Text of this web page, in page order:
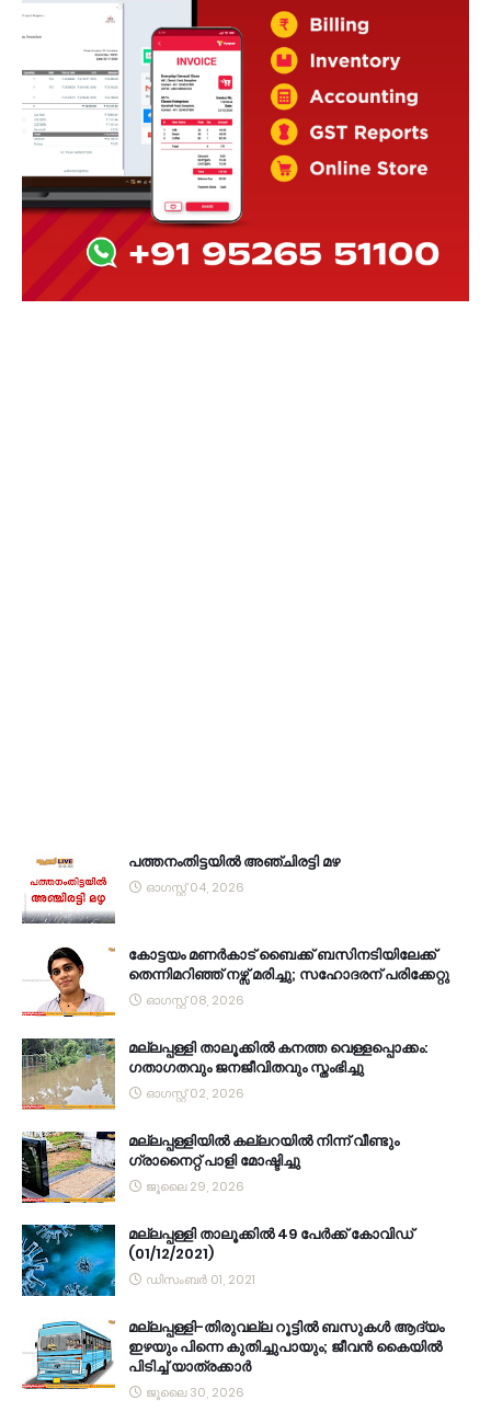
പത്തനംതിട്ടയിൽ അഞ്ചിരട്ടി മഴ
ഓഗസ്റ്റ് 04, 2026
കോട്ടയം മണർകാട് ബൈക്ക് ബസിനടിയിലേക്ക്
തെന്നിമറിഞ്ഞ് നഴ്സ് മരിച്ചു; സഹോദരന് പരിക്കേറ്റു
ഓഗസ്റ്റ് 08, 2026
മല്ലപ്പള്ളി താലൂക്കിൽ കനത്ത വെള്ളപ്പൊക്കം:
ഗതാഗതവും ജനജീവിതവും സ്തംഭിച്ചു
ഓഗസ്റ്റ് 02, 2026
മല്ലപ്പള്ളിയിൽ കല്ലറയിൽ നിന്ന് വീണ്ടും
ഗ്രാനൈറ്റ് പാളി മോഷ്ടിച്ചു
ജൂലൈ 29, 2026
മല്ലപ്പള്ളി താലൂക്കിൽ 49 പേർക്ക് കോവിഡ്
(01/12/2021)
ഡിസംബർ 01, 2021
മല്ലപ്പള്ളി-തിരുവല്ല റൂട്ടിൽ ബസുകൾ ആദ്യം
ഇഴയും പിന്നെ കുതിച്ചുപായും; ജീവൻ കൈയിൽ
പിടിച്ച് യാത്രക്കാർ
ജൂലൈ 30, 2026